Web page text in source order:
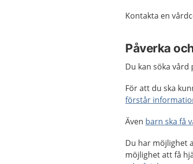
Kontakta en
Påverka
Du kan söka vård
För att du ska
förstår
Även barn ska få
Du har möjlighet
möjlighet att få